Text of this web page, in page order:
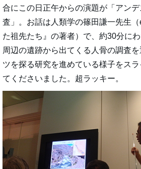
合にこの日正午からの演題が「アン
査」。お話は人類学の篠田謙一先生
た祖先たち』の著者）で、約30分に
周辺の遺跡から出てくる人骨の調査
ツを探る研究を進めている様子をス
てくださいました。超ラッキー。